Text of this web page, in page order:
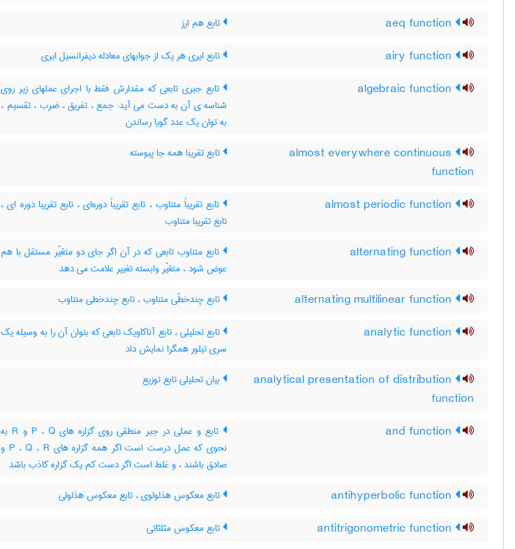
تابع هم ارز
تابع ایری هر یک از جوابهای معادله دیفرانسیل ایری
تابع جبری تابعی که مقدارش فقط با اجرای عملهای زیر روی
شناسه ی آن به دست می آید: جمع ، تفریق ، ضرب ، تقسیم ،
به توان یک عدد گویا رساندن
almost everywhere continuous
function
تابع تقریبا همه جا پیوسته
تابع تقریباً متناوب ، تابع تقریباً دوره‌ای ، تابع تقریبا دوره ای ،
تابع تقریبا متناوب
تابع متناوب تابعی که در آن اگر جای دو متغیّر مستقل با هم
عوض شود ، متغیّر وابسته تغییر علامت می دهد
تابع چندخطّی متناوب ، تابع چندخطی متناوب
تابع تحلیلی ، تابع آناکاویک تابعی که بتوان آن را به وسیله یک
سری تیلور همگرا نمایش داد
analytical presentation of distribution
function
بیان تحلیلی تابع توزیع
تابع وَ عملی در جبر منطقی روی گزاره های P ، Q و R به
نحوی که عمل درست است اگر همه گزاره های P ، Q ، R و
صادق باشند ، و غلط است اگر دست کم یک گزاره کاذب باشد
تابع معکوس هذلولوی ، تابع معکوس هذلولی
تابع معکوس مثلثاتی